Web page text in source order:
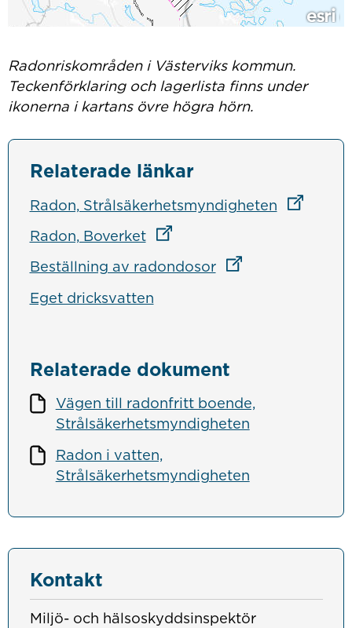
Radonriskområden i Västerviks kommun.
Teckenförklaring och lagerlista finns under
ikonerna i kartans övre högra hörn.
Relaterade länkar
Radon, StrålsäkerhetsmyndighetenLänk till
Radon, BoverketLänk till annan webbplats
Beställning av radondosorLänk till annan
Eget dricksvatten
Relaterade dokument
Vägen till radonfritt boende,
Strålsäkerhetsmyndigheten
Radon i vatten,
Strålsäkerhetsmyndigheten
Kontakt
Miljö- och hälsoskyddsinspektör